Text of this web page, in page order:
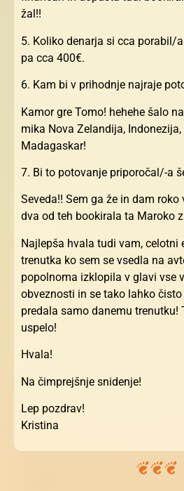
žal!!
5. Koliko denarja si cca porabil/
pa cca 400€.
6. Kam bi v prihodnje najraje
Kamor gre Tomo! hehehe šalo
mika Nova Zelandija,
Madagaskar!
7. Bi to potovanje priporočal/-a
Seveda!! Sem ga že in dam
dva od teh bookirala ta Maroko
Najlepša hvala tudi vam, celotni
trenutka ko sem se vsedla na
popolnoma izklopila v glavi vse
obveznosti in se tako lahko
predala samo danemu trenutku!
uspelo!
Hvala!
Na čimprejšnje snidenje!
Lep pozdrav!
Kristina